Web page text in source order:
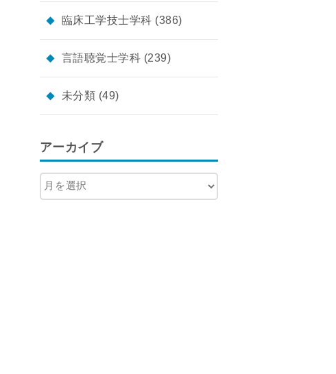
臨床工学技士学科 (386)
言語聴覚士学科 (239)
未分類 (49)
アーカイブ